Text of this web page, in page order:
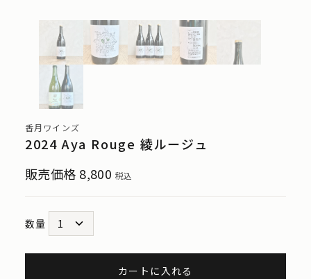
香月ワインズ
2024 Aya Rouge 綾ルージュ
販売価格 8,800 税込
数量
カートに入れる